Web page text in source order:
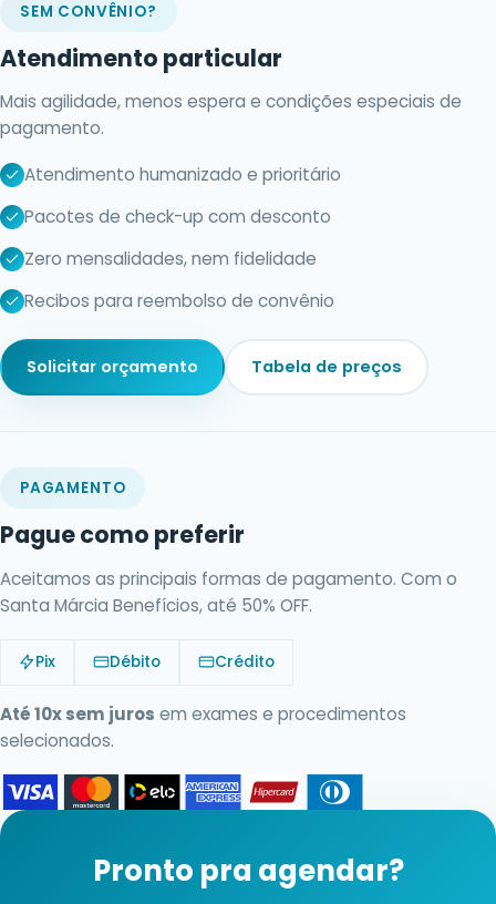
SEM CONVÊNIO?
Atendimento particular
Mais agilidade, menos espera e condições especiais de
pagamento.
Atendimento humanizado e prioritário
Pacotes de check-up com desconto
Zero mensalidades, nem fidelidade
Recibos para reembolso de convênio
Solicitar orçamento Tabela de preços
PAGAMENTO
Pague como preferir
Aceitamos as principais formas de pagamento. Com o
Santa Márcia Benefícios, até 50% OFF.
Pix Débito Crédito
Até 10x sem juros em exames e procedimentos
selecionados.
Pronto pra agendar?